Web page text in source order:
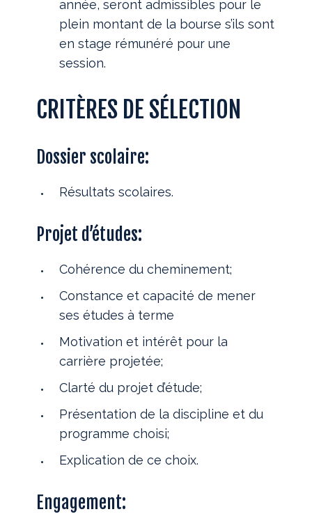
année, seront admissibles pour le
plein montant de la bourse s’ils sont
en stage rémunéré pour une
session.
CRITÈRES DE SÉLECTION
Dossier scolaire:
Résultats scolaires.
Projet d’études:
Cohérence du cheminement;
Constance et capacité de mener
ses études à terme
Motivation et intérêt pour la
carrière projetée;
Clarté du projet d’étude;
Présentation de la discipline et du
programme choisi;
Explication de ce choix.
Engagement: